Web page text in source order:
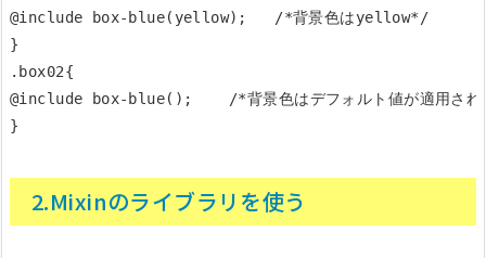
@include box-blue(yellow);   /*背景色はyellow*/
}
.box02{
@include box-blue();    /*背景色はデフォルト値が適用さ
2.Mixinのライブラリを使う